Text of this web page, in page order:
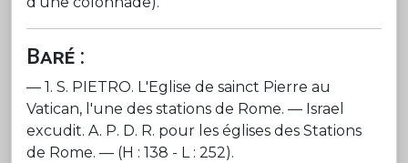
Baré :
— 1. S. PIETRO. L'Eglise de sainct Pierre au
Vatican, l'une des stations de Rome. — Israel
excudit. A. P. D. R. pour les églises des Stations
de Rome. — (H : 138 - L : 252).